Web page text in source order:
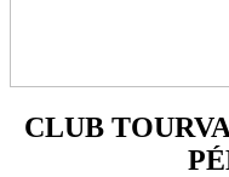
CLUB